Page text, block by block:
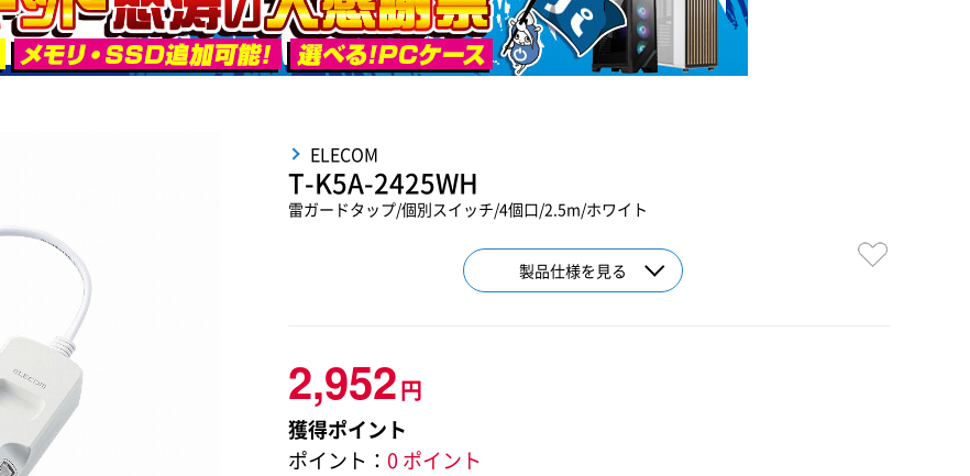
ELECOM
T-K5A-2425WH
雷ガードタップ/個別スイッチ/4個口/2.5m/ホワイト
製品仕様を見る
2,952円
獲得ポイント
ポイント： 0 ポイント